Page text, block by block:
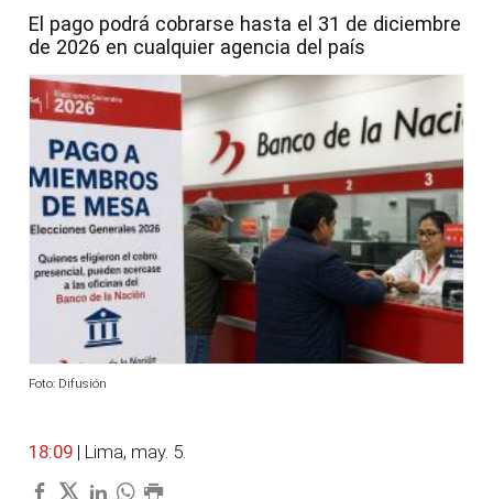
El pago podrá cobrarse hasta el 31 de diciembre
de 2026 en cualquier agencia del país
Foto: Difusión
18:09 | Lima, may. 5.